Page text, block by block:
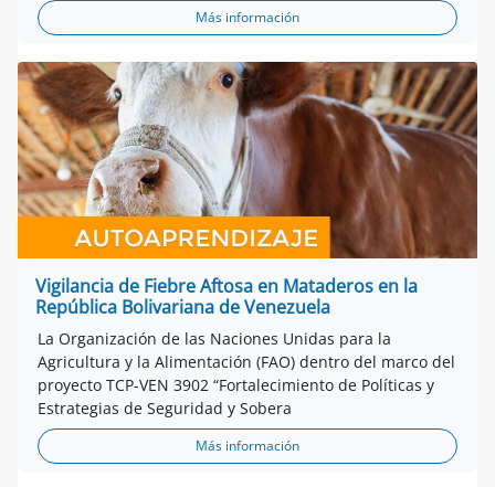
Más información
Vigilancia de Fiebre Aftosa en Mataderos en la
República Bolivariana de Venezuela
La Organización de las Naciones Unidas para la
Agricultura y la Alimentación (FAO) dentro del marco del
proyecto TCP-VEN 3902 “Fortalecimiento de Políticas y
Estrategias de Seguridad y Sobera
Más información